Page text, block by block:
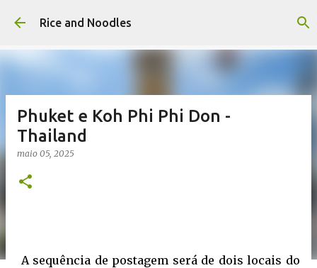
Pular para o conteúdo principal
Rice and Noodles
Phuket e Koh Phi Phi Don -
Thailand
maio 05, 2025
A sequência de postagem será de dois locais do